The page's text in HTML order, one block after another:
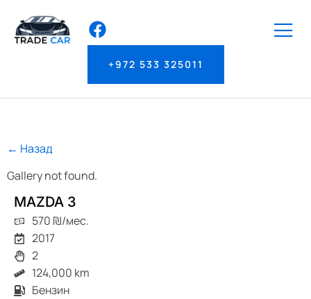
+972 533 325011
← Назад
Gallery not found.
MAZDA 3
570 ₪/мес.
2017
2
124,000 km
Бензин